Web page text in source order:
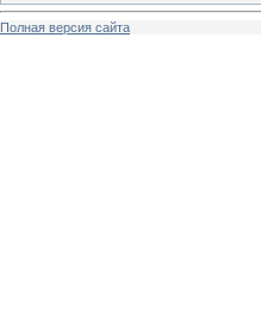
Полная версия сайта